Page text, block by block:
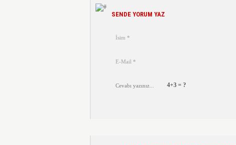
SENDE YORUM YAZ
4+3 = ?